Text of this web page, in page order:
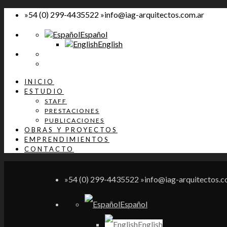
»54 (0) 299-4435522 »info@iag-arquitectos.com.ar
Español
English
INICIO
ESTUDIO
STAFF
PRESTACIONES
PUBLICACIONES
OBRAS Y PROYECTOS
EMPRENDIMIENTOS
CONTACTO
»54 (0) 299-4435522 »info@iag-
Español
English